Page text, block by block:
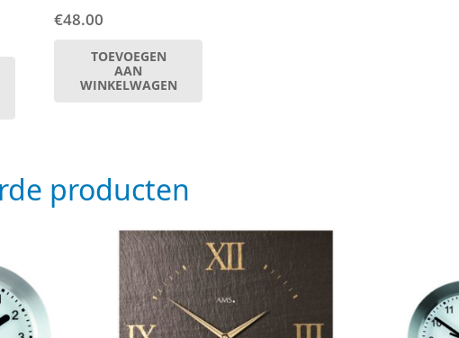
€48.00
TOEVOEGEN
AAN
WINKELWAGEN
producten